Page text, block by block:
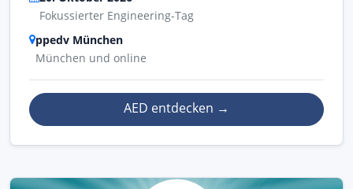
Fokussierter Engineering-Tag
ppedv München
München und online
AED entdecken →